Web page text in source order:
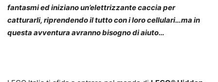
fantasmi ed iniziano un’elettrizzante caccia per
catturarli, riprendendo il tutto con i loro cellulari…ma in
questa avventura avranno bisogno di aiuto…